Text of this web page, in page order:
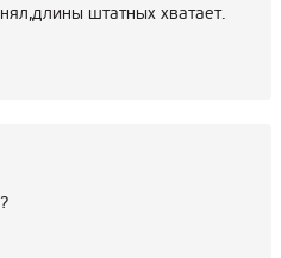
штатных хватает.